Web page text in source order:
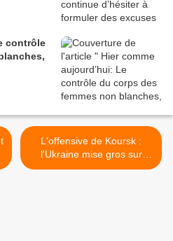
contrôle
L'offensive de Koursk :
l'Ukraine mise gros sur
l'influence diplomatique